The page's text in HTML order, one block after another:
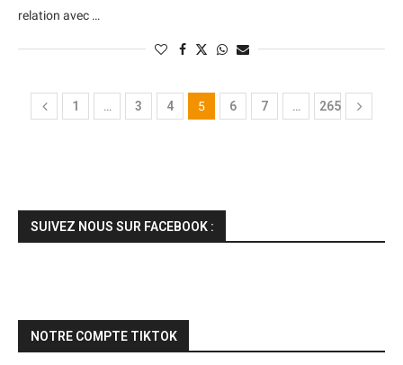
relation avec …
1 … 3 4 5 6 7 … 265
SUIVEZ NOUS SUR FACEBOOK :
NOTRE COMPTE TIKTOK